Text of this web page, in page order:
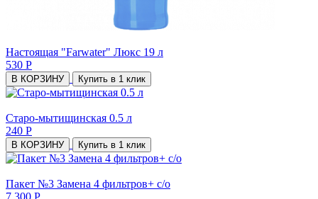
Настоящая "Farwater" Люкс 19 л
530 Р
В КОРЗИНУ Купить в 1 клик
Старо-мытищинская 0.5 л
240 Р
В КОРЗИНУ Купить в 1 клик
Пакет №3 Замена 4 фильтров+ с/о
7 300 Р